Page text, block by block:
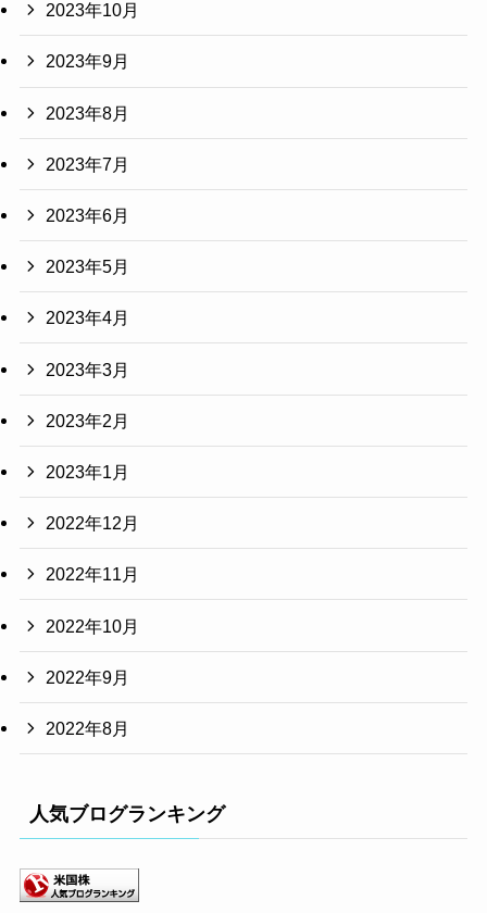
2023年10月
2023年9月
2023年8月
2023年7月
2023年6月
2023年5月
2023年4月
2023年3月
2023年2月
2023年1月
2022年12月
2022年11月
2022年10月
2022年9月
2022年8月
人気ブログランキング